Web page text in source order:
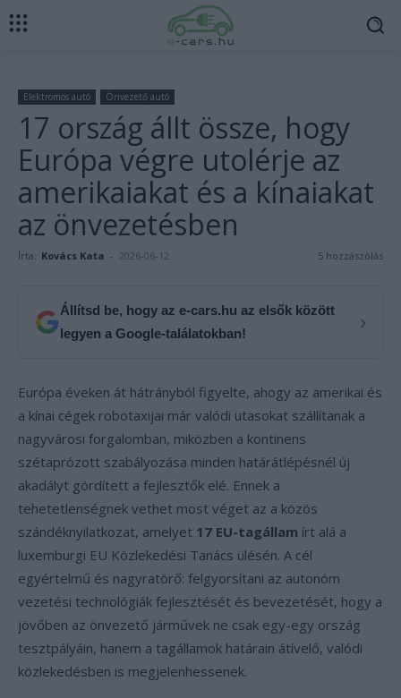
Elektromos autó Önvezető autó
17 ország állt össze, hogy
Európa végre utolérje az
amerikaiakat és a kínaiakat
az önvezetésben
Írta: Kovács Kata - 2026-06-12 5 hozzászólás
Állítsd be, hogy az e-cars.hu az elsők között
legyen a Google-találatokban!
›
Európa éveken át hátrányból figyelte, ahogy az amerikai és
a kínai cégek robotaxijai már valódi utasokat szállítanak a
nagyvárosi forgalomban, miközben a kontinens
szétaprózott szabályozása minden határátlépésnél új
akadályt gördített a fejlesztők elé. Ennek a
tehetetlenségnek vethet most véget az a közös
szándéknyilatkozat, amelyet 17 EU-tagállam írt alá a
luxemburgi EU Közlekedési Tanács ülésén. A cél
egyértelmű és nagyratörő: felgyorsítani az autonóm
vezetési technológiák fejlesztését és bevezetését, hogy a
jövőben az önvezető járművek ne csak egy-egy ország
tesztpályáin, hanem a tagállamok határain átívelő, valódi
közlekedésben is megjelenhessenek.